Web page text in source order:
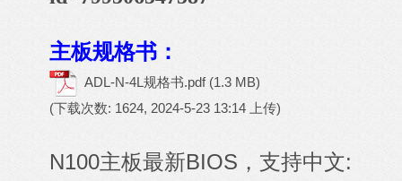
主板规格书：
ADL-N-4L规格书.pdf (1.3 MB)
(下载次数: 1624, 2024-5-23 13:14 上传)
N100主板最新BIOS，支持中文: